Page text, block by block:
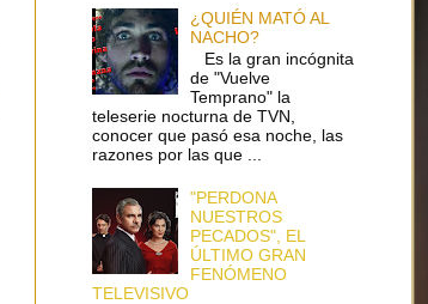
¿QUIÉN MATÓ AL
NACHO?
Es la gran incógnita
de "Vuelve
Temprano" la
teleserie nocturna de TVN,
conocer que pasó esa noche, las
razones por las que ...
"PERDONA
NUESTROS
PECADOS", EL
ÚLTIMO GRAN
FENÓMENO
TELEVISIVO